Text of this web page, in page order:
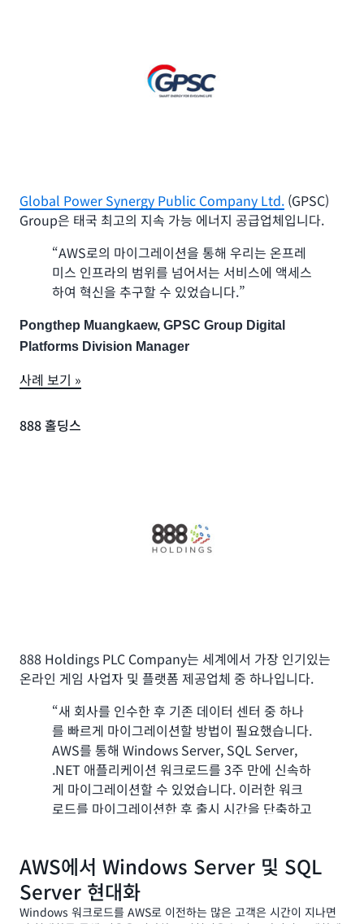
N KID Group은 베트남의 키즈 라이프스타일 시장을 선도하
고, 탐험할 수 있는 공간을 제공하기 위해 대표 브랜드인
tiNiWorld로 10년 이상 실내 놀이터를 운영해 왔습니다.
자동으로 배포할 수 있기 때문에 개발자들도 이
제 안심할 수 있고 우리 모두 마음을 놓을 수 있
게 되었습니다.”
Officer
분할로 인해 이번 프로젝트를 추진하게 됐지만,
이제 모든 과정을 경험했고 우리가 AWS 클라우
에는 온프레미스 기능에 대한 대안으로 클라우드
솔루션 구축을 고려할 것입니다."
Jim McDonald, Hess Corporation Lead Architect
사례 보기 »
Kaplan, Inc.는 개인, 기관, 기업을 상대로 한 다양한 고등 교
Global Power Synergy Public Company Ltd. (GPSC)
Group은 태국 최고의 지속 가능 에너지 공급업체입니다.
“AWS로의 마이그레이션을 통해 우리는 온프레
미스 인프라의 범위를 넘어서는 서비스에 액세스
하여 혁신을 추구할 수 있었습니다.”
Pongthep Muangkaew, GPSC Group Digital
Platforms Division Manager
사례 보기 »
888 홀딩스
888 Holdings PLC Company는 세계에서 가장 인기있는
온라인 게임 사업자 및 플랫폼 제공업체 중 하나입니다.
“새 회사를 인수한 후 기존 데이터 센터 중 하나
를 빠르게 마이그레이션할 방법이 필요했습니다.
AWS를 통해 Windows Server, SQL Server,
.NET 애플리케이션 워크로드를 3주 만에 신속하
게 마이그레이션할 수 있었습니다. 이러한 워크
로드를 마이그레이션한 후 출시 시간을 단축하고
Gabi Dvir, 888.com IT Director, Head Of Infrastructure
AWS에서 Windows Server 및 SQL
Server 현대화
Windows 워크로드를 AWS로 이전하는 많은 고객은 시간이 지나면